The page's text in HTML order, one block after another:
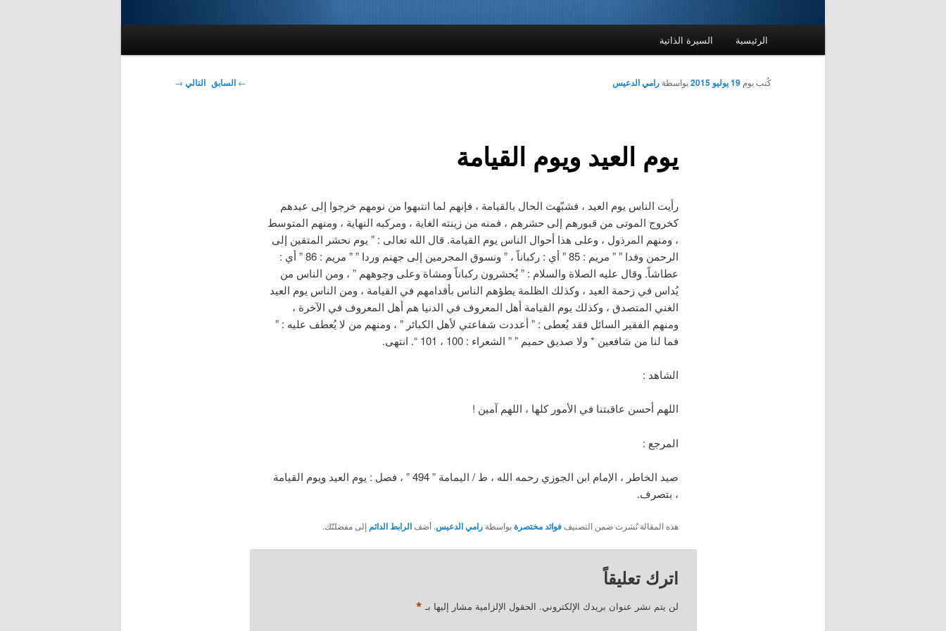
الرئيسية السيرة الذاتية
تصفّح
← السابق التالي →
يوم العيد ويوم القيامة
كُتب يوم 19 يوليو 2015 بواسطة رامي الدعيس
رأيت الناس يوم العيد ، فشبّهت الحال بالقيامة ، فإنهم لما انتبهوا من نومهم خرجوا إلى عيدهم
كخروج الموتى من قبورهم إلى حشرهم ، فمنه من زينته الغاية ، ومركبه النهاية ، ومنهم المتوسط
، ومنهم المرذول ، وعلى هذا أحوال الناس يوم القيامة. قال الله تعالى : ” يوم نحشر المتقين إلى
الرحمن وفدا ” ” مريم : 85 ” أي : ركباناً ، ” ونسوق المجرمين إلى جهنم وردا ” ” مريم : 86 ” أي :
عطاشاً. وقال عليه الصلاة والسلام : ” يُحشرون ركباناً ومشاة وعلى وجوههم ” ، ومن الناس من
يُداس في زحمة العيد ، وكذلك الظلمة يطؤهم الناس بأقدامهم في القيامة ، ومن الناس يوم العيد
الغني المتصدق ، وكذلك يوم القيامة أهل المعروف في الدنيا هم أهل المعروف في الآخرة ،
ومنهم الفقير السائل فقد يُعطى : ” أعددت شفاعتي لأهل الكبائر ” ، ومنهم من لا يُعطف عليه : ”
فما لنا من شافعين * ولا صديق حميم ” ” الشعراء : 100 ، 101 “. انتهى.
الشاهد :
اللهم أحسن عاقبتنا في الأمور كلها ، اللهم آمين !
المرجع :
صيد الخاطر ، الإمام ابن الجوزي رحمه الله ، ط / اليمامة ” 494 ” ، فصل : يوم العيد ويوم القيامة
، بتصرف.
هذه المقالة نُشرت ضمن التصنيففوائد مختصرةبواسطة رامي الدعيس. أضفالرابط الدائم إلى مفضلتّك.
اترك تعليقاً
لن يتم نشر عنوان بريدك الإلكتروني. الحقول الإلزامية مشار إليها بـ *